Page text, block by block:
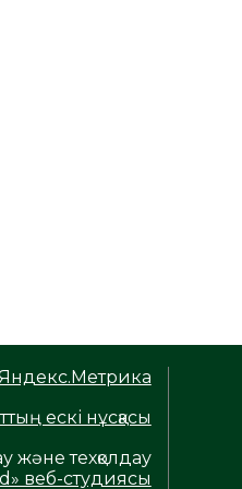
ескі нұсқасы
және техқолдау
веб-студиясы